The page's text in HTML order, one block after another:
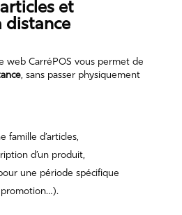
et
distance
web CarréPOS vous permet de
, sans passer physiquement
famille d’articles,
d’un produit,
une période spécifique